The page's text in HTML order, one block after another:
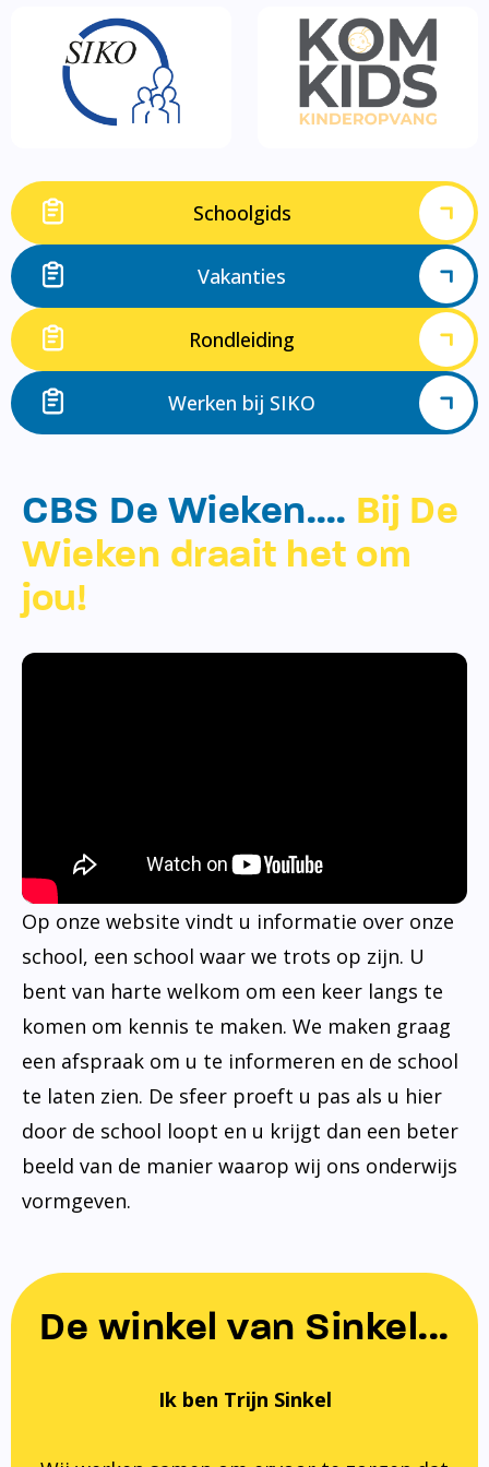
Schoolgids
Vakanties
Rondleiding
Werken bij SIKO
CBS De Wieken…. Bij De
Wieken draait het om
jou!
Op onze website vindt u informatie over onze
school, een school waar we trots op zijn. U
bent van harte welkom om een keer langs te
komen om kennis te maken. We maken graag
een afspraak om u te informeren en de school
te laten zien. De sfeer proeft u pas als u hier
door de school loopt en u krijgt dan een beter
beeld van de manier waarop wij ons onderwijs
vormgeven.
De winkel van Sinkel...
Ik ben Trijn Sinkel